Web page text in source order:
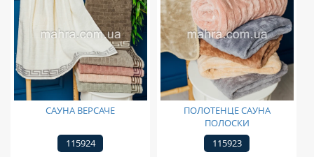
САУНА ВЕРСАЧЕ
115924
ПОЛОТЕНЦЕ САУНА
ПОЛОСКИ
115923